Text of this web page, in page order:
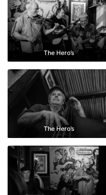
The Hero’s
The Hero’s